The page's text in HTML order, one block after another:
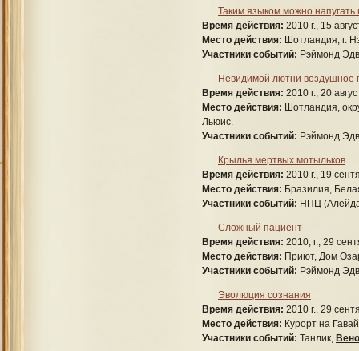
Таким языком можно
Время действия: 2010 г., 15
Место действия: Шотландия, г.
Участники событий: Рэймонд
Невидимой лютни воздушное
Время действия: 2010 г., 20
Место действия: Шотландия,
Льюис.
Участники событий: Рэймонд
Крылья мертвых мотыльков
Время действия: 2010 г., 19
Место действия: Бразилия,
Участники событий: НПЦ
Сложный пациент
Время действия: 2010, г., 29
Место действия: Приют, Дом
Участники событий: Рэймонд
Эволюция сознания
Время действия: 2010 г., 29
Место действия: Курорт на
Участники событий: Танлик,